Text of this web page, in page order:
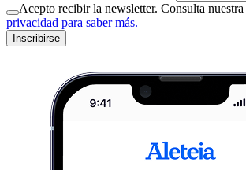
Acepto recibir la newsletter. Consulta nuestra
privacidad para saber más.
Inscribirse